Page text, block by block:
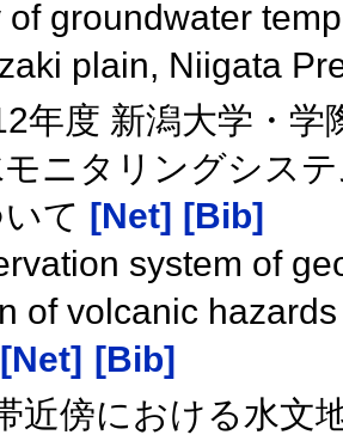
of groundwater
plain, Niigata
年度 新潟大学・
ニタリングシス
て [Net] [Bib]
system of
of volcanic
[Net]
[Bib]
近傍における水文